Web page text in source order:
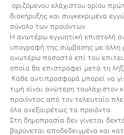
οριζόμενου ελάχιστου ορίου
διακήρυξης και συγκεκριμένα
σύνολο των προϊόντων.
Η ανωτέρω εγγυητική επιστολή
υπογραφή της σύμβασης με άλλη
ανωτέρω ποσοστό επί του
οποία θα επιστραφεί μετά τη
Κάθε αντιπροσφορά μπορεί να
τιμή είναι ανώτερη τουλάχιστον
προϊόντος από τον τελευταίο
όλα ανεξαιρέτως τα προϊόντα.
Στη δημοπρασία δεν γίνεται
βαρύνεται αποδεδειγμένα και